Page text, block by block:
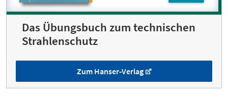
Das Übungsbuch zum technischen
Strahlenschutz
Zum Hanser-Verlag